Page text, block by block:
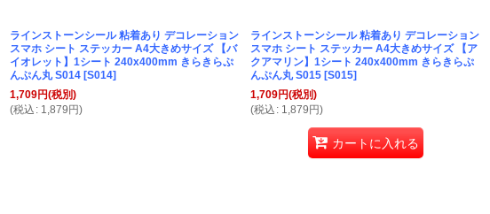
ラインストーンシール 粘着あり デコレーション
スマホ シート ステッカー A4大きめサイズ 【バ
イオレット】1シート 240x400mm きらきらぷ
んぷん丸 S014 [S014]
1,709円(税別)
(税込 : 1,879 円)
ラインストーンシール 粘着あり デコレーション
スマホ シート ステッカー A4大きめサイズ 【ア
クアマリン】1シート 240x400mm きらきらぷ
んぷん丸 S015 [S015]
1,709円(税別)
(税込 : 1,879 円)
カートに入れる